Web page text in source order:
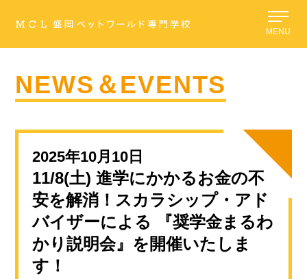
MENU
NEWS＆EVENTS
2025年10月10日
11/8(土) 進学にかかるお金の不
安を解消！スカラシップ・アド
バイザーによる 『奨学金まるわ
かり説明会』を開催いたしま
す！